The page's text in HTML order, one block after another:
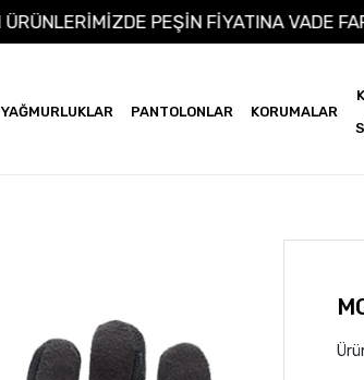
TÜM ÜRÜNLERİMİZDE PEŞİN FİYATINA
YAĞMURLUKLAR PANTOLONLAR KORUMALAR